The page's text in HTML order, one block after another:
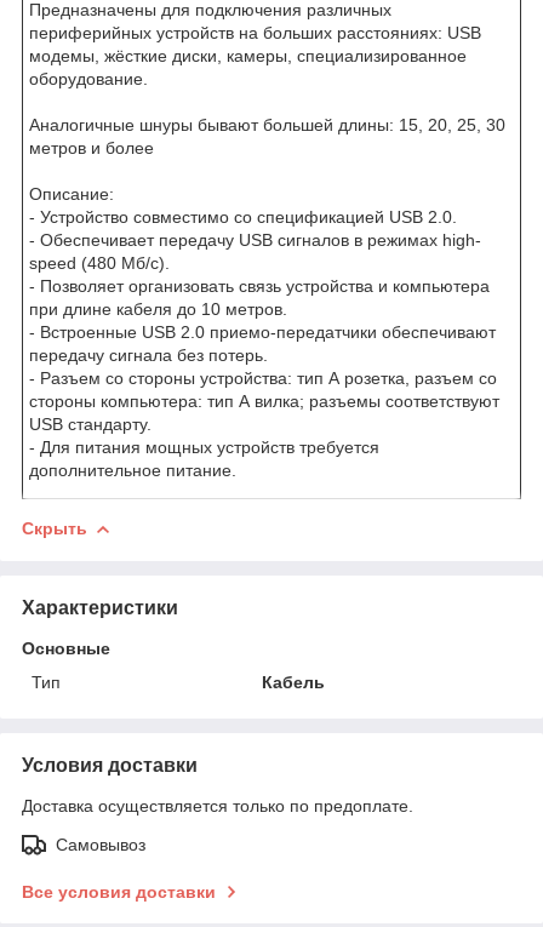
Предназначены для подключения различных
периферийных устройств на больших расстояниях: USB
модемы, жёсткие диски, камеры, специализированное
оборудование.
Аналогичные шнуры бывают большей длины: 15, 20, 25, 30
метров и более
Описание:
- Устройство совместимо со спецификацией USB 2.0.
- Обеспечивает передачу USB сигналов в режимах high-
speed (480 Мб/c).
- Позволяет организовать связь устройства и компьютера
при длине кабеля до 10 метров.
- Встроенные USB 2.0 приемо-передатчики обеспечивают
передачу сигнала без потерь.
- Разъем со стороны устройства: тип А розетка, разъем со
стороны компьютера: тип А вилка; разъемы соответствуют
USB стандарту.
- Для питания мощных устройств требуется
дополнительное питание.
Скрыть
Характеристики
Основные
Тип
Кабель
Условия доставки
Доставка осуществляется только по предоплате.
Самовывоз
Все условия доставки